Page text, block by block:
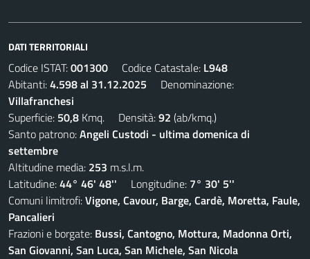
DATI TERRITORIALI
Codice ISTAT:001300 Codice Catastale: L948
Abitanti:4.598 al 31.12.2025 Denominazione:
Villafranchesi
Superficie: 50,8 Kmq. Densità:92 (ab/kmq.)
Santo patrono:Angeli Custodi - ultima domenica di
settembre
Altitudine media: 253 m.s.l.m.
Latitudine:44° 46' 48'' Longitudine: 7° 30' 5''
Comuni limitrofi:Vigone, Cavour, Barge, Cardè, Moretta, Faule,
Pancalieri
Frazioni e borgate: Bussi, Cantogno, Mottura, Madonna Orti,
San Giovanni, San Luca, San Michele, San Nicola